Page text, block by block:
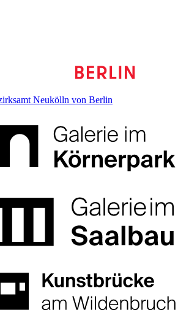
Neukölln von Berlin